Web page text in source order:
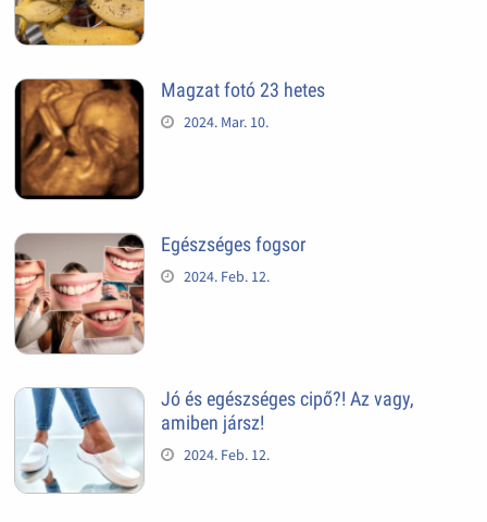
Magzat fotó 23 hetes
2024. Mar. 10.
Egészséges fogsor
2024. Feb. 12.
Jó és egészséges cipő?! Az vagy,
amiben jársz!
2024. Feb. 12.